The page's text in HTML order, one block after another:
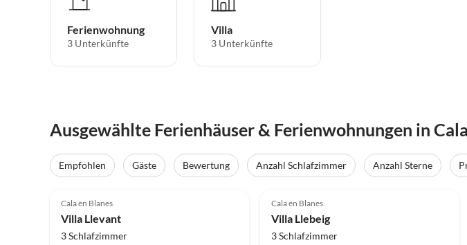
Ferienwohnung
3 Unterkünfte
Villa
3 Unterkünfte
Ausgewählte Ferienhäuser & Ferienwohnungen in
Empfohlen Gäste Bewertung Anzahl Schlafzimmer Anzahl Sterne
Cala en Blanes
Villa Llevant
3 Schlafzimmer
Cala en Blanes
Villa Llebeig
3 Schlafzimmer